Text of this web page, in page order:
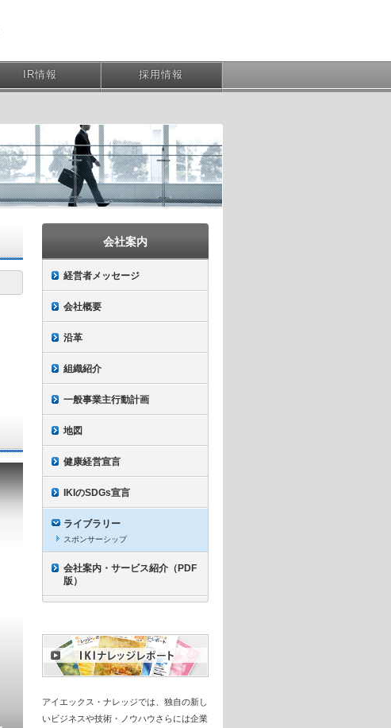
IR情報 採用情報
会社案内
経営者メッセージ
会社概要
沿革
組織紹介
一般事業主行動計画
地図
健康経営宣言
IKIのSDGs宣言
ライブラリー
スポンサーシップ
会社案内・サービス紹介（PDF
版）
アイエックス・ナレッジでは、独自の新し
いビジネスや技術・ノウハウさらには企業